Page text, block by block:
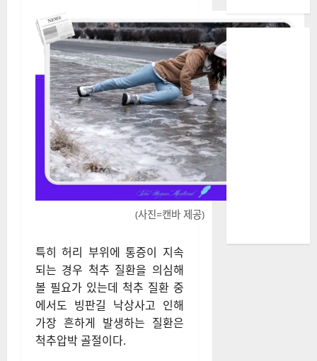
(사진=캔바 제공)
특히 허리 부위에 통증이 지속
되는 경우 척추 질환을 의심해
볼 필요가 있는데 척추 질환 중
에서도 빙판길 낙상사고 인해
가장 흔하게 발생하는 질환은
척추압박 골절이다.